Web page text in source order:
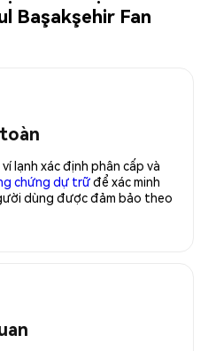
Başakşehir Fan
lạnh xác định phân cấp và
chứng dự trữđể xác minh
dùng được đảm bảo theo